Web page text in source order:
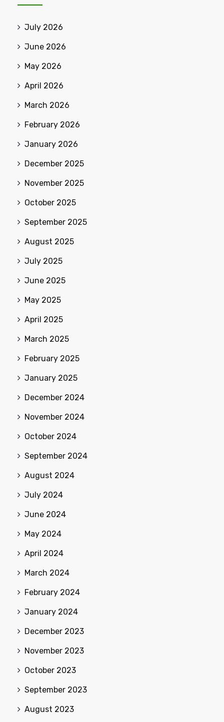
July 2026
June 2026
May 2026
April 2026
March 2026
February 2026
January 2026
December 2025
November 2025
October 2025
September 2025
August 2025
July 2025
June 2025
May 2025
April 2025
March 2025
February 2025
January 2025
December 2024
November 2024
October 2024
September 2024
August 2024
July 2024
June 2024
May 2024
April 2024
March 2024
February 2024
January 2024
December 2023
November 2023
October 2023
September 2023
August 2023